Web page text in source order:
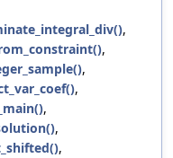
,
,
,
,
,
,
,